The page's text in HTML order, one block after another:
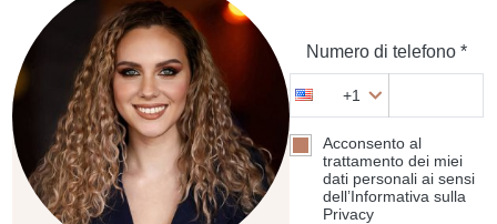
Numero di telefono *
+1
Acconsento al
trattamento dei miei
dati personali ai sensi
dell’Informativa sulla
Privacy